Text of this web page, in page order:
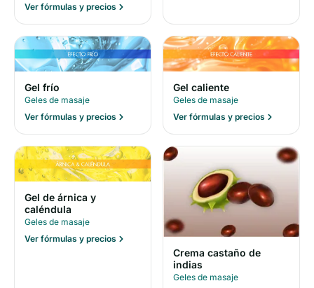
Ver fórmulas y precios
Gel frío
Geles de masaje
Ver fórmulas y precios
Gel caliente
Geles de masaje
Ver fórmulas y precios
Gel de árnica y
caléndula
Geles de masaje
Ver fórmulas y precios
Crema castaño de
indias
Geles de masaje